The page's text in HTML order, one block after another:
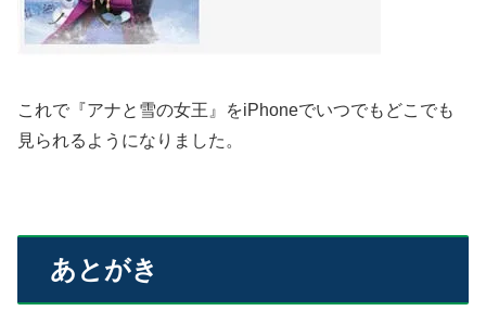
これで『アナと雪の女王』をiPhoneでいつでもどこでも
見られるようになりました。
あとがき